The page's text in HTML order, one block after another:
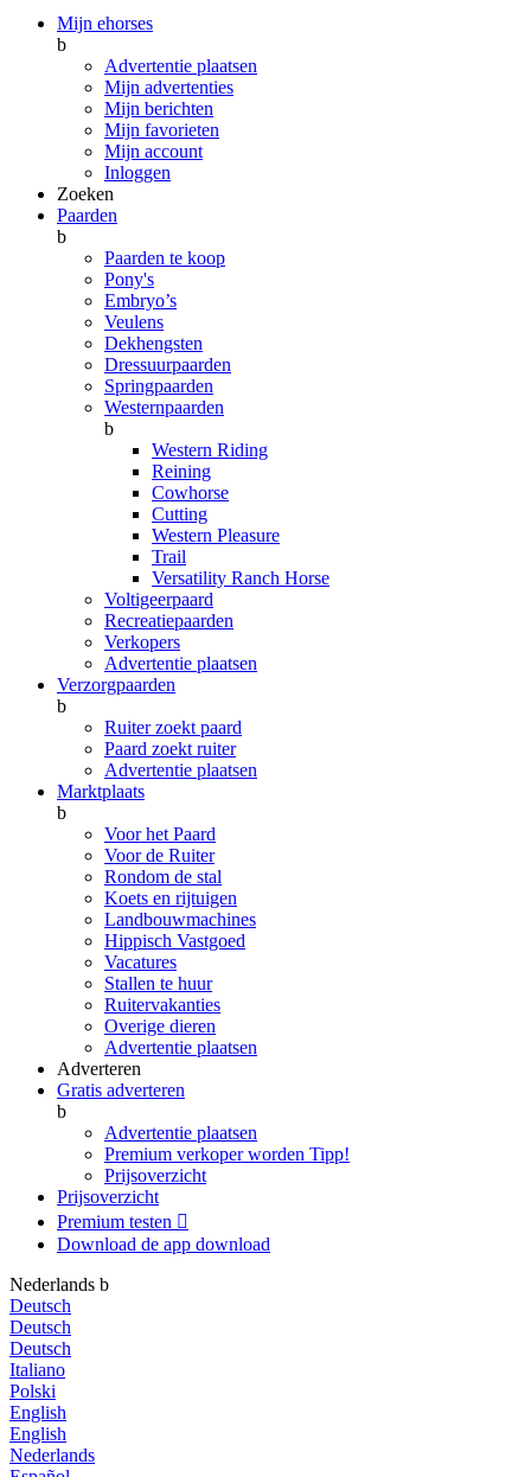
Mijn ehorses
b
Advertentie plaatsen
Mijn advertenties
Mijn berichten
Mijn favorieten
Mijn account
Inloggen
Zoeken
Paarden
b
Paarden te koop
Pony's
Embryo’s
Veulens
Dekhengsten
Dressuurpaarden
Springpaarden
Westernpaarden
b
Western Riding
Reining
Cowhorse
Cutting
Western Pleasure
Trail
Versatility Ranch Horse
Voltigeerpaard
Recreatiepaarden
Verkopers
Advertentie plaatsen
Verzorgpaarden
b
Ruiter zoekt paard
Paard zoekt ruiter
Advertentie plaatsen
Marktplaats
b
Voor het Paard
Voor de Ruiter
Rondom de stal
Koets en rijtuigen
Landbouwmachines
Hippisch Vastgoed
Vacatures
Stallen te huur
Ruitervakanties
Overige dieren
Advertentie plaatsen
Adverteren
Gratis adverteren
b
Advertentie plaatsen
Premium verkoper worden Tipp!
Prijsoverzicht
Prijsoverzicht
Premium testen 
Download de app download
Nederlands b
Deutsch
Deutsch
Deutsch
Italiano
Polski
English
English
Nederlands